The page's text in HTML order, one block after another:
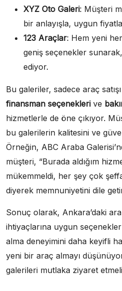
XYZ Oto Galeri: Müşteri
bir anlayışla, uygun
123 Araçlar: Hem yeni
geniş seçenekler
ediyor.
Bu galeriler, sadece araç
finansman seçenekleri ve
hizmetlerle de öne çıkıyor.
bu galerilerin kalitesini ve
Örneğin, ABC Araba
müşteri, “Burada aldığım
mükemmeldi, her şey çok
diyerek memnuniyetini dile
Sonuç olarak, Ankara’daki
ihtiyaçlarına uygun
alma deneyimini daha keyifli
yeni bir araç almayı
galerileri mutlaka ziyaret